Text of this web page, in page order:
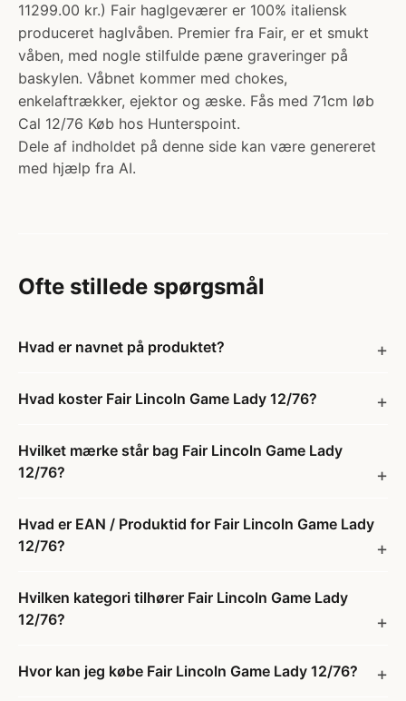
11299.00 kr.) Fair haglgeværer er 100% italiensk
produceret haglvåben. Premier fra Fair, er et smukt
våben, med nogle stilfulde pæne graveringer på
baskylen. Våbnet kommer med chokes,
enkelaftrækker, ejektor og æske. Fås med 71cm løb
Cal 12/76 Køb hos Hunterspoint.
Dele af indholdet på denne side kan være genereret
med hjælp fra AI.
Ofte stillede spørgsmål
Hvad er navnet på produktet?
Hvad koster Fair Lincoln Game Lady 12/76?
Hvilket mærke står bag Fair Lincoln Game Lady
12/76?
Hvad er EAN / Produktid for Fair Lincoln Game Lady
12/76?
Hvilken kategori tilhører Fair Lincoln Game Lady
12/76?
Hvor kan jeg købe Fair Lincoln Game Lady 12/76?